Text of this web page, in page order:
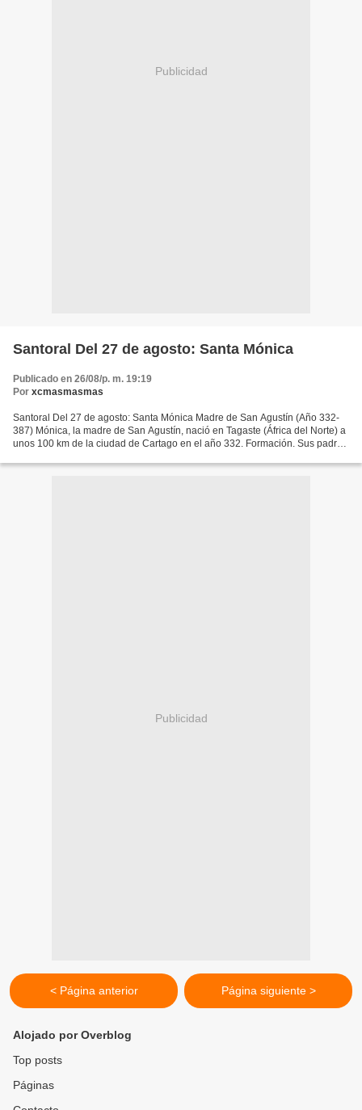
Publicidad
Santoral Del 27 de agosto: Santa Mónica
Publicado en 26/08/p. m. 19:19
Por xcmasmasmas
Santoral Del 27 de agosto: Santa Mónica Madre de San Agustín (Año 332-
387) Mónica, la madre de San Agustín, nació en Tagaste (África del Norte) a
unos 100 km de la ciudad de Cartago en el año 332. Formación. Sus padres
Publicidad
< Página anterior Página siguiente >
Alojado por Overblog
Top posts
Páginas